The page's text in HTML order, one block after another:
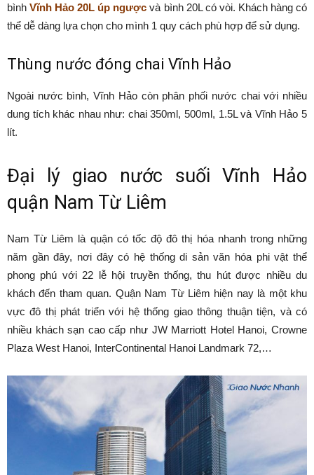
bìnhVĩnh Hảo 20L úp ngược và bình 20L có vòi. Khách hàng có
thể dễ dàng lựa chọn cho mình 1 quy cách phù hợp để sử dụng.
Thùng nước đóng chai Vĩnh Hảo
Ngoài nước bình, Vĩnh Hảo còn phân phối nước chai với nhiều
dung tích khác nhau như: chai 350ml, 500ml, 1.5L và Vĩnh Hảo 5
lít.
Đại lý giao nước suối Vĩnh Hảo
quận Nam Từ Liêm
Nam Từ Liêm là quận có tốc độ đô thị hóa nhanh trong những
năm gần đây, nơi đây có hệ thống di sản văn hóa phi vật thể
phong phú với 22 lễ hội truyền thống, thu hút được nhiều du
khách đến tham quan. Quận Nam Từ Liêm hiện nay là một khu
vực đô thị phát triển với hệ thống giao thông thuận tiện, và có
nhiều khách sạn cao cấp như JW Marriott Hotel Hanoi, Crowne
Plaza West Hanoi, InterContinental Hanoi Landmark 72,…